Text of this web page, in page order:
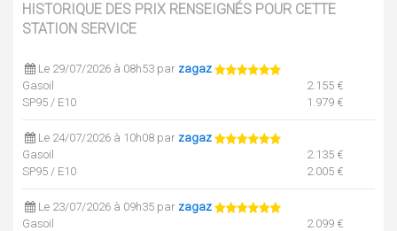
HISTORIQUE DES PRIX RENSEIGNÉS POUR CETTE
STATION SERVICE
Le 29/07/2026 à 08h53 par zagaz
Gasoil
2.155 €
SP95 / E10
1.979 €
Le 24/07/2026 à 10h08 par zagaz
Gasoil
2.135 €
SP95 / E10
2.005 €
Le 23/07/2026 à 09h35 par zagaz
Gasoil
2.099 €